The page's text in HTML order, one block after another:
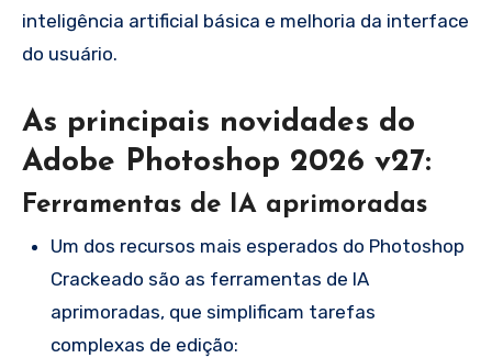
inteligência artificial básica e melhoria da interface
do usuário.
As principais novidades do
Adobe Photoshop 2026 v27:
Ferramentas de IA aprimoradas
Um dos recursos mais esperados do Photoshop
Crackeado são as ferramentas de IA
aprimoradas, que simplificam tarefas
complexas de edição: